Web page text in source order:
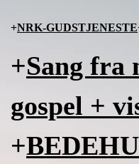
+NRK-GUDSTJENESTE
+Sang fra
gospel +
+